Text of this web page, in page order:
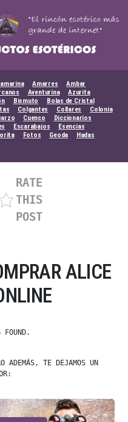
Amarres
Ambar
Aventurina
Azurita
Bismuto
Bolas de Cristal
Colgantes Collares
Colonia
Cuenco
Diccionarios
Escarabajos
Esencias
Fotos Geoda
Hadas
RATE
THIS
POST
ALICE
FOUND.
ADEMÁS, TE DEJAMOS UN